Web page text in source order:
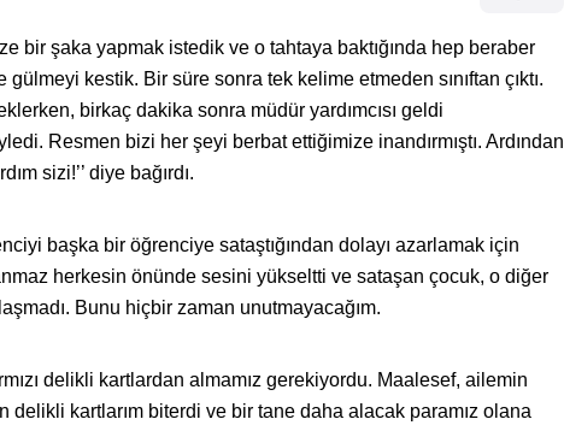
bir şaka yapmak istedik ve o tahtaya baktığında hep beraber
kestik. Bir süre sonra tek kelime etmeden sınıftan çıktı.
birkaç dakika sonra müdür yardımcısı geldi
Resmen bizi her şeyi berbat ettiğimize inandırmıştı. Ardından
sizi!’’ diye bağırdı.
başka bir öğrenciye sataştığından dolayı azarlamak için
herkesin önünde sesini yükseltti ve sataşan çocuk, o diğer
Bunu hiçbir zaman unutmayacağım.
delikli kartlardan almamız gerekiyordu. Maalesef, ailemin
delikli kartlarım biterdi ve bir tane daha alacak paramız olana